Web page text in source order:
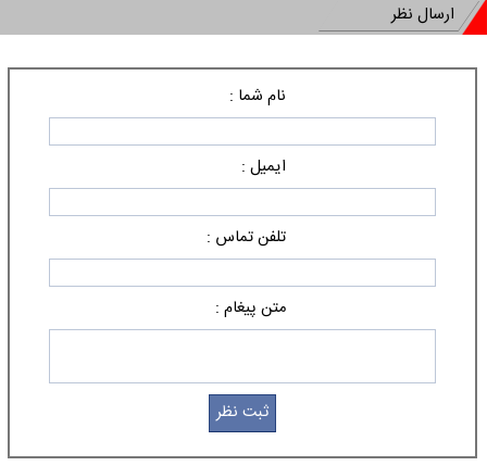
ارسال نظر
نام شما :
ایمیل :
تلفن تماس :
متن پیغام :